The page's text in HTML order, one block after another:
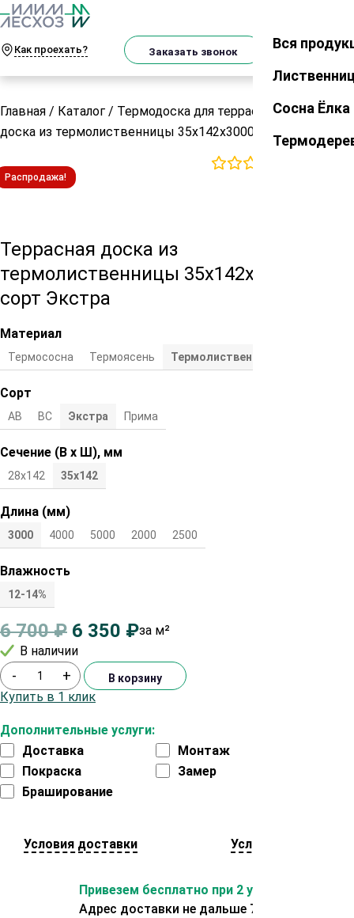
Как проехать? Заказать звонок Закрыть
Вся
Сосна Ёлка
Главная / Каталог / Термодоска для террасы /Террасная
доска из термолиственницы 35х142х3000 мм сорт Экстра
Распродажа!
Террасная доска из
термолиственницы 35х142х3000 мм
сорт Экстра
Материал
Термососна Термоясень Термолиственница
Сорт
АВ ВС Экстра Прима
Сечение (В х Ш), мм
28х142 35х142
Длина (мм)
3000 4000 5000 2000 2500
Влажность
12-14%
6 700₽ 6 350 ₽за м²
В наличии
Дополнительные услуги:
Доставка
Монтаж
Покраска
Замер
Браширование
- + В корзину
Купить в 1 клик
Условия доставки Условия оплаты
Привезем бесплатно при 2 условиях:
Адрес доставки не дальше 70 км от склада.